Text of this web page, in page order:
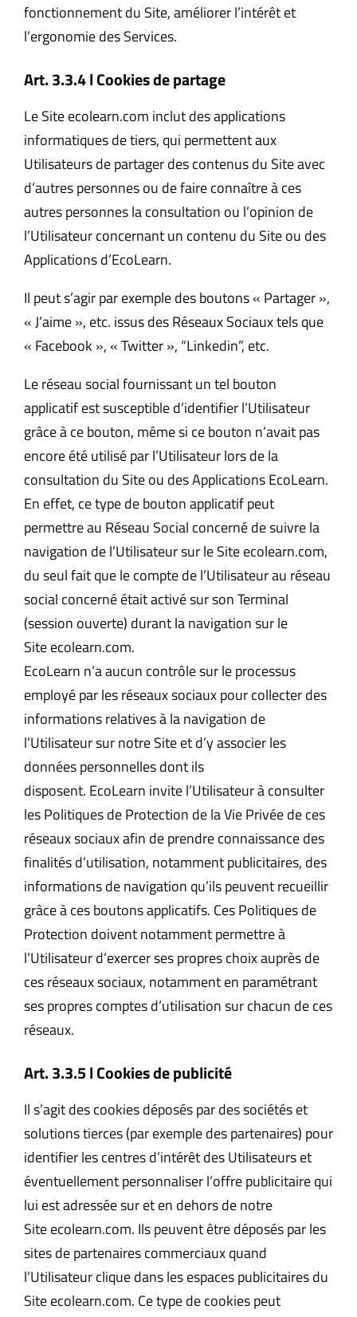
fonctionnement du Site, améliorer l’intérêt et
l’ergonomie des Services.
Art. 3.3.4 l Cookies de partage
Le Site ecolearn.com inclut des applications
informatiques de tiers, qui permettent aux
Utilisateurs de partager des contenus du Site avec
d’autres personnes ou de faire connaître à ces
autres personnes la consultation ou l’opinion de
l’Utilisateur concernant un contenu du Site ou des
Applications d’EcoLearn.
Il peut s’agir par exemple des boutons « Partager »,
« J’aime », etc. issus des Réseaux Sociaux tels que
« Facebook », « Twitter », “Linkedin”, etc.
Le réseau social fournissant un tel bouton
applicatif est susceptible d’identifier l’Utilisateur
grâce à ce bouton, même si ce bouton n’avait pas
encore été utilisé par l’Utilisateur lors de la
consultation du Site ou des Applications EcoLearn.
En effet, ce type de bouton applicatif peut
permettre au Réseau Social concerné de suivre la
navigation de l’Utilisateur sur le Site ecolearn.com,
du seul fait que le compte de l’Utilisateur au réseau
social concerné était activé sur son Terminal
(session ouverte) durant la navigation sur le
Site ecolearn.com.
EcoLearn n’a aucun contrôle sur le processus
employé par les réseaux sociaux pour collecter des
informations relatives à la navigation de
l’Utilisateur sur notre Site et d’y associer les
données personnelles dont ils
disposent. EcoLearn invite l’Utilisateur à consulter
les Politiques de Protection de la Vie Privée de ces
réseaux sociaux afin de prendre connaissance des
finalités d’utilisation, notamment publicitaires, des
informations de navigation qu’ils peuvent recueillir
grâce à ces boutons applicatifs. Ces Politiques de
Protection doivent notamment permettre à
l’Utilisateur d’exercer ses propres choix auprès de
ces réseaux sociaux, notamment en paramétrant
ses propres comptes d’utilisation sur chacun de ces
réseaux.
Art. 3.3.5 l Cookies de publicité
Il s’agit des cookies déposés par des sociétés et
solutions tierces (par exemple des partenaires) pour
identifier les centres d’intérêt des Utilisateurs et
éventuellement personnaliser l’offre publicitaire qui
lui est adressée sur et en dehors de notre
Site ecolearn.com. Ils peuvent être déposés par les
sites de partenaires commerciaux quand
l’Utilisateur clique dans les espaces publicitaires du
Site ecolearn.com. Ce type de cookies peut